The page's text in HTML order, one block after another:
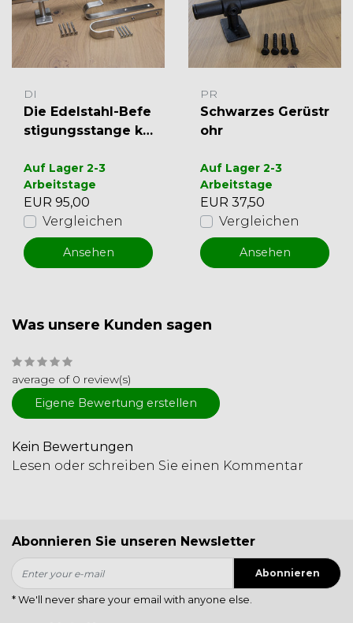
DI
Die Edelstahl-Befe
stigungsstange ko
Auf Lager 2-3
Arbeitstage
EUR 95,00
Vergleichen
Ansehen
PR
Schwarzes Gerüstr
ohr
Auf Lager 2-3
Arbeitstage
EUR 37,50
Vergleichen
Ansehen
Was unsere Kunden sagen
average of 0 review(s)
Eigene Bewertung erstellen
Kein Bewertungen
Lesen oder schreiben Sie einen Kommentar
Abonnieren Sie unseren Newsletter
Abonnieren
* We'll never share your email with anyone else.